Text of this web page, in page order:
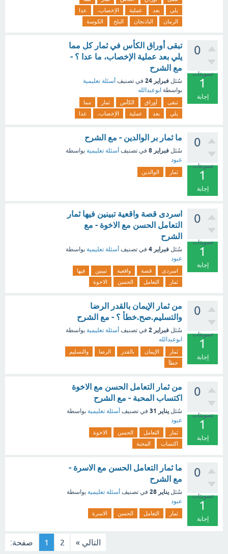
يلي
بعد عملية الإخصاب،
عدا
الرمان
الباذنجان البلح الكوسة
0
تصويتات
1
إجابة
تبقى أوراق الكأس في ثمار كل مما
يلي بعد عملية الإخصاب، ما عدا ؟ -
مع الشرح
سُئل فبراير 24 في تصنيف أسئلة تعليمية
بواسطة ابوعبدالله
تبقى أوراق الكأس ثمار
مما
يلي
بعد عملية الإخصاب، عدا
0
تصويتات
1
إجابة
ما ثمار بر الوالدين - مع الشرح
سُئل فبراير 8 في تصنيف أسئلة تعليمية بواسطة
عبود
ثمار الوالدين
0
تصويتات
1
إجابة
اسردى قصة واقعية تبينين فيها ثمار
التعامل الحسن مع الاخوة - مع
الشرح
سُئل فبراير 4 في تصنيف أسئلة تعليمية بواسطة
عبود
اسردى قصة واقعية تبينين
فيها
ثمار
التعامل الحسن الاخوة
0
تصويتات
1
إجابة
من ثمار الإيمان بالقدر الرضا
والتسليم.صح.خطأ ؟ - مع الشرح
سُئل فبراير 2 في تصنيف أسئلة تعليمية بواسطة
ابوعبدالله
ثمار الإيمان بالقدر الرضا
والتسليم
خطأ
0
تصويتات
1
إجابة
من ثمار التعامل الحسن مع الاخوة
اكتساب المحبة - مع الشرح
سُئل يناير 31 في تصنيف أسئلة تعليمية بواسطة
عبود
ثمار التعامل الحسن
الاخوة
اكتساب
المحبة
0
تصويتات
1
إجابة
ما ثمار التعامل الحسن مع الاسرة -
مع الشرح
سُئل يناير 28 في تصنيف أسئلة تعليمية بواسطة
عبود
ثمار التعامل الحسن الاسرة
صفحة: 1 2 التالي »